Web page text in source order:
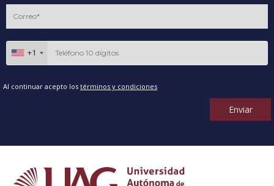
+1
Al continuar acepto los términos y condiciones
Enviar